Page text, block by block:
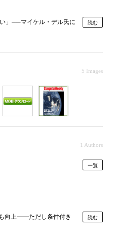
」──マイケル・デル氏に
読む
5 Images
1 Authors
一覧
向上――ただし条件付き 読む